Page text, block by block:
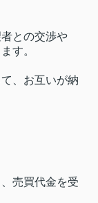
との交渉や
す。
、お互いが納
売買代金を受